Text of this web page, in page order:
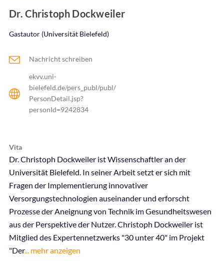
Dr. Christoph Dockweiler
Gastautor (Universität Bielefeld)
Nachricht schreiben
ekvv.uni-
bielefeld.de/pers_publ/publ/
PersonDetail.jsp?
personId=9242834
Vita
Dr. Christoph Dockweiler ist Wissenschaftler an der
Universität Bielefeld. In seiner Arbeit setzt er sich mit
Fragen der Implementierung innovativer
Versorgungstechnologien auseinander und erforscht
Prozesse der Aneignung von Technik im Gesundheitswesen
aus der Perspektive der Nutzer. Christoph Dockweiler ist
Mitglied des Expertennetzwerks "30 unter 40" im Projekt
"Der... mehr anzeigen